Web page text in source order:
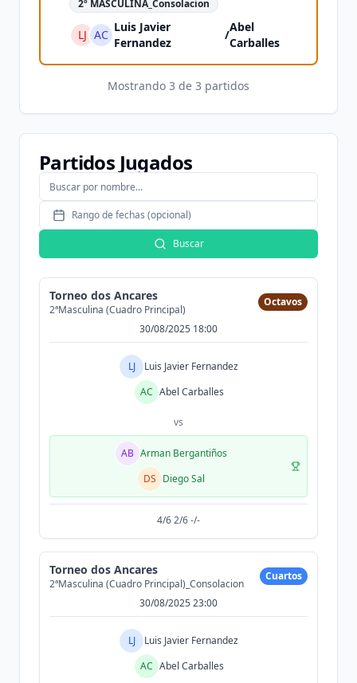
2º MASCULINA_Consolacion
LJ AC
Luis Javier
Fernandez
/
Abel
Carballes
Mostrando 3 de 3 partidos
Partidos Jugados
Rango de fechas (opcional)
Buscar
Torneo dos Ancares
2ªMasculina (Cuadro Principal)
Octavos
30/08/2025 18:00
LJ
Luis Javier Fernandez
AC Abel Carballes
vs
AB Arman Bergantiños
DS Diego Sal
4/6 2/6 -/-
Torneo dos Ancares
2ªMasculina (Cuadro Principal)_Consolacion
Cuartos
30/08/2025 23:00
LJ
Luis Javier Fernandez
AC Abel Carballes